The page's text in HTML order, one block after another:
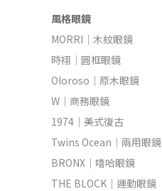
風格眼鏡
MORRI｜木紋眼鏡
時祤｜圓框眼鏡
Oloroso｜原木眼鏡
W｜商務眼鏡
1974｜美式復古
Twins Ocean｜兩用眼鏡
BRONX｜嘻哈眼鏡
THE BLOCK｜運動眼鏡